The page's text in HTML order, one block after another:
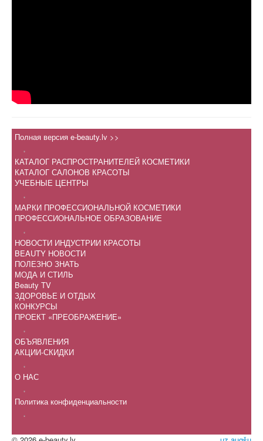
Полная версия e-beauty.lv >>
.
КАТАЛОГ РАСПРОСТРАНИТЕЛЕЙ КОСМЕТИКИ
КАТАЛОГ САЛОНОВ КРАСОТЫ
УЧЕБНЫЕ ЦЕНТРЫ
.
МАРКИ ПРОФЕССИОНАЛЬНОЙ КОСМЕТИКИ
ПРОФЕССИОНАЛЬНОЕ ОБРАЗОВАНИЕ
.
НОВОСТИ ИНДУСТРИИ КРАСОТЫ
BEAUTY НОВОСТИ
ПОЛЕЗНО ЗНАТЬ
МОДА И СТИЛЬ
Beauty TV
ЗДОРОВЬЕ И ОТДЫХ
КОНКУРСЫ
ПРОЕКТ «ПРЕОБРАЖЕНИЕ»
.
ОБЪЯВЛЕНИЯ
АКЦИИ-СКИДКИ
.
О НАС
.
Политика конфиденциальности
.